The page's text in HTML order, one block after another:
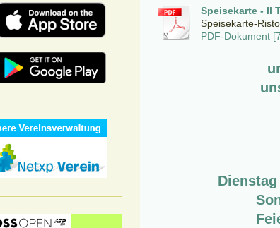
Speisekarte - Il
Speisekarte-
PDF-Dokument